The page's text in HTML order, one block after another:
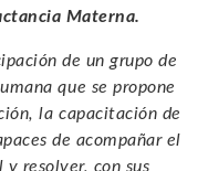
Materna.
de un grupo de
que se propone
la capacitación de
de acompañar el
resolver, con sus